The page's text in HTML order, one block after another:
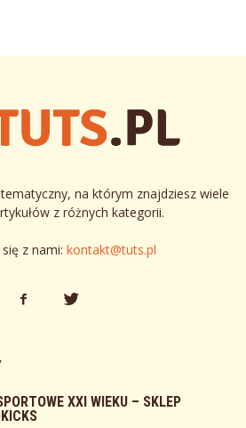
na którym znajdziesz wiele
z różnych kategorii.
z nami: kontakt@tuts.pl
XXI WIEKU – SKLEP